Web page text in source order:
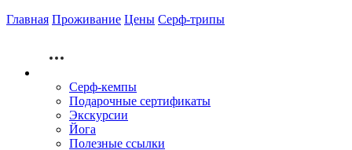
Главная Проживание Цены Серф-трипы
Серф-кемпы
Подарочные сертификаты
Экскурсии
Йога
Полезные ссылки